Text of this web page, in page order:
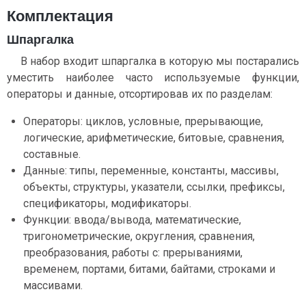
Комплектация
Шпаргалка
В набор входит шпаргалка в которую мы постарались
уместить наиболее часто используемые функции,
операторы и данные, отсортировав их по разделам:
Операторы: циклов, условные, прерывающие,
логические, арифметические, битовые, сравнения,
составные.
Данные: типы, переменные, константы, массивы,
объекты, структуры, указатели, ссылки, префиксы,
спецификаторы, модификаторы.
Функции: ввода/вывода, математические,
тригонометрические, округления, сравнения,
преобразования, работы с: прерываниями,
временем, портами, битами, байтами, строками и
массивами.